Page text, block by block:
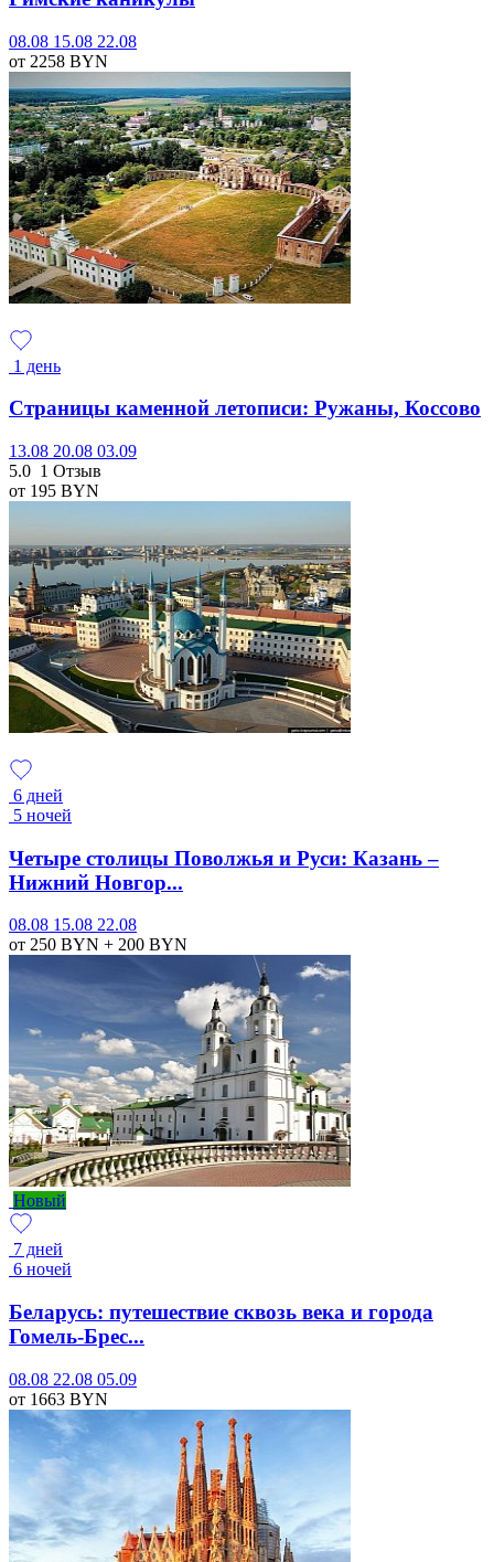
08.08 15.08 22.08
от 2258 BYN
1 день
Страницы каменной летописи: Ружаны, Коссово
13.08 20.08 03.09
5.0 1 Отзыв
от 195 BYN
6 дней
5 ночей
Четыре столицы Поволжья и Руси: Казань –
Нижний Новгор...
08.08 15.08 22.08
от 250 BYN + 200 BYN
Новый
7 дней
6 ночей
Беларусь: путешествие сквозь века и города
Гомель-Брес...
08.08 22.08 05.09
от 1663 BYN